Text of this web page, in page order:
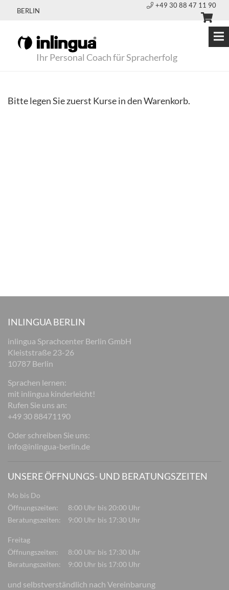
BERLIN
+49 30 88 47 11 90
Ihr Personal Coach für Spracherfolg
Bitte legen Sie zuerst Kurse in den Warenkorb.
INLINGUA BERLIN
inlingua Sprachcenter Berlin GmbH
Kleiststraße 23-26
10787 Berlin
Sprachen lernen:
mit inlingua kinderleicht!
Rufen Sie uns an:
+49 30 88471190
Oder schreiben Sie uns:
info@inlingua-berlin.de
UNSERE ÖFFNUNGS- UND BERATUNGSZEITEN
Mo bis Do
Öffnungszeiten:
8:00 Uhr bis 20:00 Uhr
Beratungszeiten:
9:00 Uhr bis 17:30 Uhr
Freitag
Öffnungszeiten:
8:00 Uhr bis 17:30 Uhr
Beratungszeiten:
9:00 Uhr bis 17:00 Uhr
und selbstverständlich nach Vereinbarung